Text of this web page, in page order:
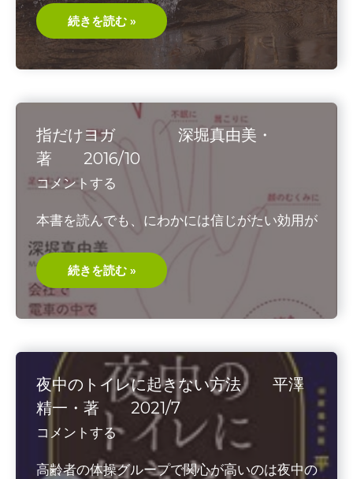
最
良
の
身
体
り
す
4
時
取
士
続きを読む »
指だけヨガ 深堀真由美・
著 2016/10
コメントする
本書を読んでも、にわかには信じがたい効用が
指
だ
け
ヨ
ガ
真
美・
著
2016/10
続きを読む »
夜中のトイレに起きない方法 平澤
精一・著 2021/7
コメントする
高齢者の体操グループで関心が高いのは夜中の